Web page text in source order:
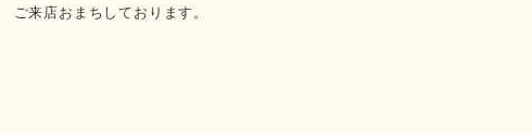
ご来店おまちしております。